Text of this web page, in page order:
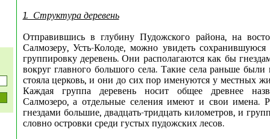
1. Структура деревень
Отправившись в глубину Пудожского района, на
Салмозеру, Усть-Колоде, можно увидеть сохранившуюся
группировку деревень. Они располагаются как бы
вокруг главного большого села. Такие села раньше
стояла церковь, и они до сих пор именуются у местных
Каждая группа деревень носит общее древнее
Салмозеро, а отдельные селения имеют и свои имена.
гнездами большие, двадцать-тридцать километров, и
словно островки среди густых пудожских лесов.